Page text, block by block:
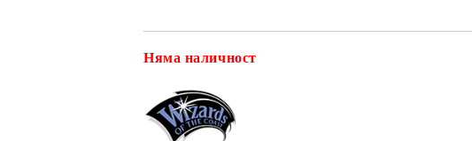
Няма наличност